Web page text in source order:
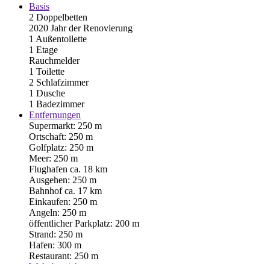
Basis
2 Doppelbetten
2020 Jahr der Renovierung
1 Außentoilette
1 Etage
Rauchmelder
1 Toilette
2 Schlafzimmer
1 Dusche
1 Badezimmer
Entfernungen
Supermarkt: 250 m
Ortschaft: 250 m
Golfplatz: 250 m
Meer: 250 m
Flughafen ca. 18 km
Ausgehen: 250 m
Bahnhof ca. 17 km
Einkaufen: 250 m
Angeln: 250 m
öffentlicher Parkplatz: 200 m
Strand: 250 m
Hafen: 300 m
Restaurant: 250 m